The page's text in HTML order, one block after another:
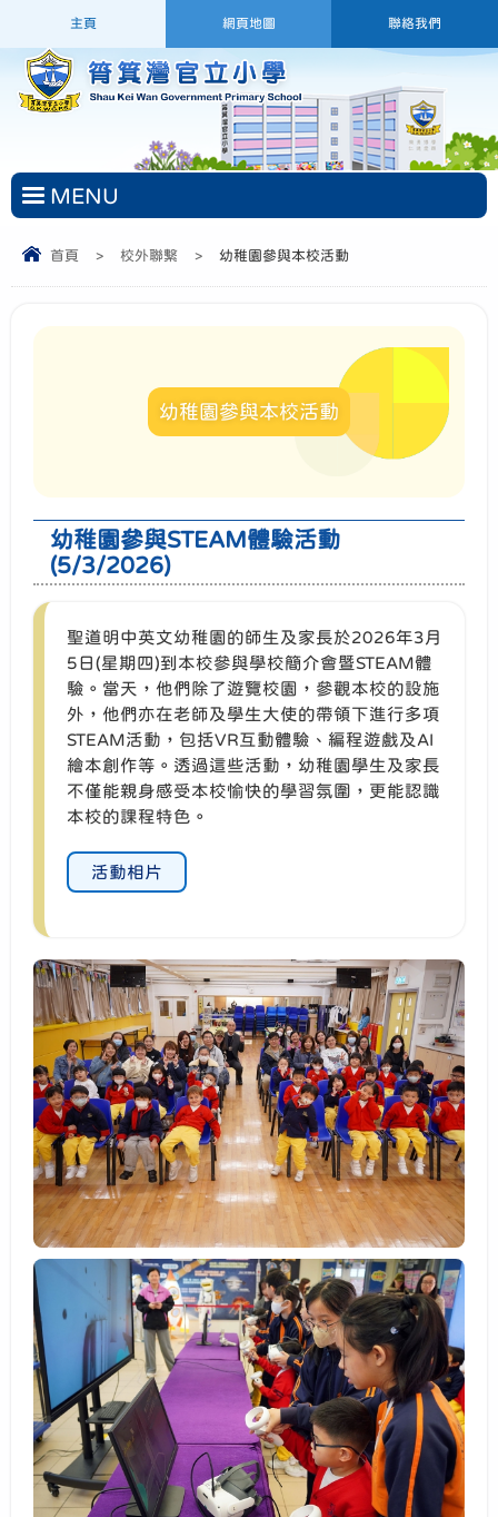
主頁 網頁地圖 聯絡我們
MENU
首頁 > 校外聯繫 > 幼稚園參與本校活動
幼稚園參與本校活動
幼稚園參與STEAM體驗活動
(5/3/2026)
聖道明中英文幼稚園的師生及家長於2026年3月
5日(星期四)到本校參與學校簡介會暨STEAM體
驗。當天，他們除了遊覽校園，參觀本校的設施
外，他們亦在老師及學生大使的帶領下進行多項
STEAM活動，包括VR互動體驗、編程遊戲及AI
繪本創作等。透過這些活動，幼稚園學生及家長
不僅能親身感受本校愉快的學習氛圍，更能認識
本校的課程特色。
活動相片